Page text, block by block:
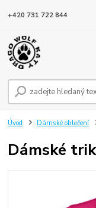
+420 731 722 844
Úvod Dámské oblečení
Dámské